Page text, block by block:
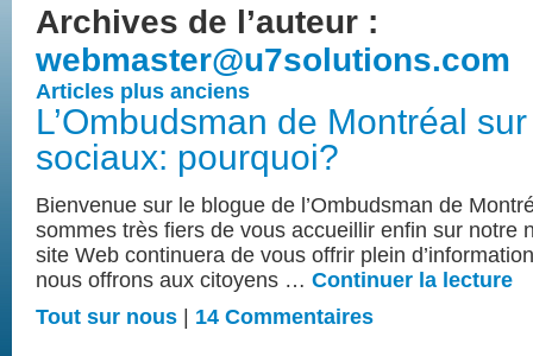
Archives de l’auteur :
webmaster@u7solutions.com
Articles plus anciens
L’Ombudsman de Montréal
sociaux: pourquoi?
Bienvenue sur le blogue de l’Ombudsman de
sommes très fiers de vous accueillir enfin sur notre
site Web continuera de vous offrir plein
nous offrons aux citoyens … Continuer la lecture
Tout sur nous
14 Commentaires